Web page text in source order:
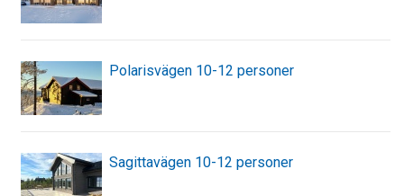
Polarisvägen 10-12 personer
Sagittavägen 10-12 personer